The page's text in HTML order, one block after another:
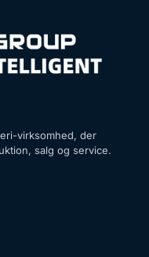
virksomhed, der
salg og service.